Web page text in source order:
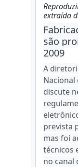
extraída
são
2009
A
Nacional
discute
prevista
mas foi
técnicos
no canal